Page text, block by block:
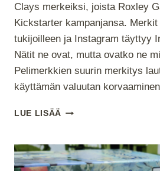
Clays merkeiksi, joista Roxley
Kickstarter kampanjansa.
tukijoilleen ja Instagram täyttyy
Nätit ne ovat, mutta ovatko ne
Pelimerkkien suurin merkitys
käyttämän valuutan
LUE LISÄÄ POKERIMERKIT
ROXLEY
GAMESIN